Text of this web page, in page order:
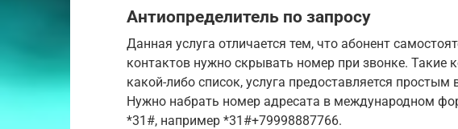
Антиопределитель по запросу
Данная услуга отличается тем, что абонент
контактов нужно скрывать номер при звонке. Такие
какой-либо список, услуга предоставляется
Нужно набрать номер адресата в международном
*31#, например *31#+79998887766.